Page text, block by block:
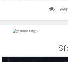
Leer